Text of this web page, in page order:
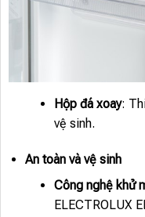
Hộp đá xoay:
vệ sinh.
An toàn và vệ sinh
Công nghệ khử
ELECTROLUX